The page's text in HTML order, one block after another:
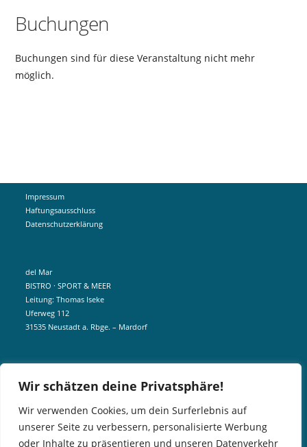
Wir schätzen deine Privatsphäre!
Wir verwenden Cookies, um dein Surferlebnis auf
unserer Seite zu verbessern, personalisierte Werbung
oder Inhalte zu präsentieren und unseren Datenverkehr
Buchungen
Buchungen sind für diese Veranstaltung nicht mehr
möglich.
Impressum
Haftungsausschluss
Datenschutzerklärung
del Mar
BISTRO · SPORT & MEER
Leitung: Thomas Iseke
Uferweg 112
31535 Neustadt a. Rbge. – Mardorf
info@delmar-mardorf.de